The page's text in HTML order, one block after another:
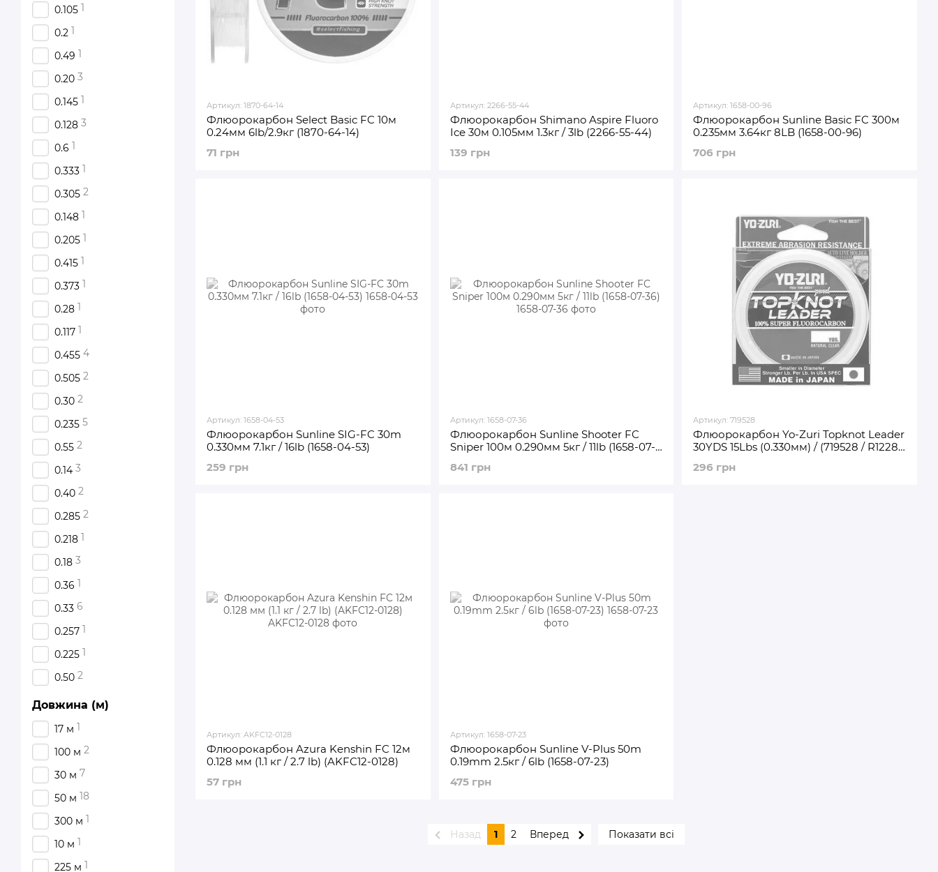
Артикул: 1870-64-14
Флюорокарбон Select Basic FC 10м
0.24мм 6lb/2.9кг (1870-64-14)
71 грн
Артикул: 2266-55-44
Флюорокарбон Shimano Aspire Fluoro
Ice 30м 0.105мм 1.3кг / 3lb (2266-55-44)
139 грн
Артикул: 1658-00-96
Флюорокарбон Sunline Basic FC 300м
0.235мм 3.64кг 8LB (1658-00-96)
706 грн
Артикул: 1658-04-53
Флюорокарбон Sunline SIG-FC 30m
0.330мм 7.1кг / 16lb (1658-04-53)
259 грн
Артикул: 1658-07-36
Флюорокарбон Sunline Shooter FC
Sniper 100м 0.290мм 5кг / 11lb (1658-07-
841 грн
Артикул: 719528
Флюорокарбон Yo-Zuri Topknot Leader
30YDS 15Lbs (0.330мм) / (719528 / R1228-
296 грн
Артикул: AKFC12-0128
Флюорокарбон Azura Kenshin FC 12м
0.128 мм (1.1 кг / 2.7 lb) (AKFC12-0128)
57 грн
Артикул: 1658-07-23
Флюорокарбон Sunline V-Plus 50m
0.19mm 2.5кг / 6lb (1658-07-23)
475 грн
Назад 1 2 Вперед Показати всі
0.105 1
0.2 1
0.49 1
0.20 3
0.145 1
0.128 3
0.6 1
0.333 1
0.305 2
0.148 1
0.205 1
0.415 1
0.373 1
0.28 1
0.117 1
0.455 4
0.505 2
0.30 2
0.235 5
0.55 2
0.14 3
0.40 2
0.285 2
0.218 1
0.18 3
0.36 1
0.33 6
0.257 1
0.225 1
0.50 2
Довжина (м)
17 м 1
100 м 2
30 м 7
50 м 18
300 м 1
10 м 1
225 м 1